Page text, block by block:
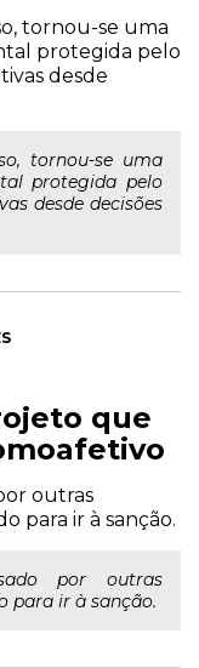
tornou-se uma
protegida pelo
desde
tornou-se uma
protegida pelo
desde decisões
que
outras
para ir à sanção.
por outras
para ir à sanção.